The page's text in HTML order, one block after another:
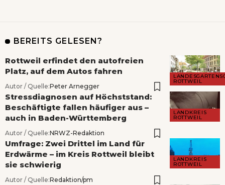
BEREITS GELESEN?
ROTTWEIL
Rottweil erfindet den autofreien
Platz, auf dem Autos fahren
Autor / Quelle:Peter Arnegger
LANDKREIS
ROTTWEIL
Stressdiagnosen auf Höchststand:
Beschäftigte fallen häufiger aus –
auch in Baden-Württemberg
Autor / Quelle:NRWZ-Redaktion
LANDKREIS
ROTTWEIL
Umfrage: Zwei Drittel im Land für
Erdwärme – im Kreis Rottweil bleibt
sie schwierig
Autor / Quelle:Redaktion/pm